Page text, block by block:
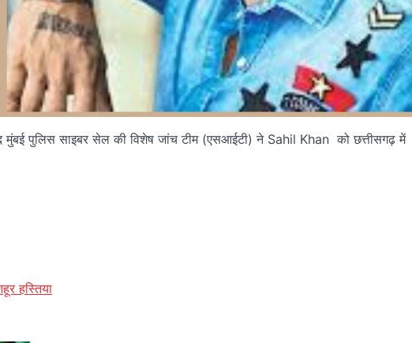
मुंबई पुलिस साइबर सेल की विशेष जांच टीम (एसआईटी) ने Sahil Khan को छत्तीसगढ़ में
हस्तिया